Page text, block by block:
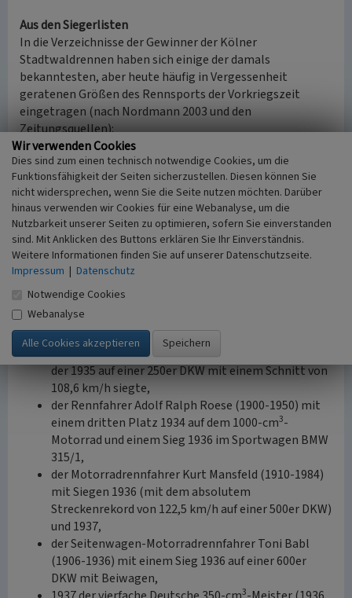
Aus den Siegerlisten
In die Verzeichnisse der Gewinner der Kölner
Stadtwaldrennen haben sich einige der damals
bekanntesten, aber heute häufig in Vergessenheit
geratenen Größen des Rennsports der Vorkriegszeit
eingetragen (nach Nordmann 2003 und den
Zeitungsquellen):
1934 über 25 Runden der 350-cm3-Lizenzfahrer der
aufImperia (Bad Godesberg)startende Ernst Loof
(1907-1956),
im gleichen Jahr der vielfache deutsche Meister und
lokale Publikumsliebling Hans Soénius (1901-1965)
aus dem nahenGodorf über die 25 Runden der 500-
cm 3 -Lizenzfahrer auf NSU. Soénius fuhr dabei einen
zweitplatzierten Ernst Loof und errang auch den
Sieg über 25 Runden in der 1000-cm
Motorradklasse,
der Motorradrennfahrer Arthur Geiss (1903-1982),
der 1935 auf einer 250er DKW mit einem Schnitt von
108,6 km/h siegte,
der Rennfahrer Adolf Ralph Roese (1900-1950) mit
einem dritten Platz 1934 auf dem 1000-cm3-
Motorrad und einem Sieg 1936 im Sportwagen BMW
315/1,
der Motorradrennfahrer Kurt Mansfeld (1910-1984)
mit Siegen 1936 (mit dem absolutem
Streckenrekord von 122,5 km/h auf einer 500er DKW)
und 1937,
der Seitenwagen-Motorradrennfahrer Toni Babl
(1906-1936) mit einem Sieg 1936 auf einer 600er
DKW mit Beiwagen,
3
Wir verwenden Cookies
Dies sind zum einen technisch notwendige Cookies, um die
Funktionsfähigkeit der Seiten sicherzustellen. Diesen können Sie
nicht widersprechen, wenn Sie die Seite nutzen möchten. Darüber
hinaus verwenden wir Cookies für eine Webanalyse, um die
Nutzbarkeit unserer Seiten zu optimieren, sofern Sie einverstanden
sind. Mit Anklicken des Buttons erklären Sie Ihr Einverständnis.
Weitere Informationen finden Sie auf unserer Datenschutzseite.
Impressum | Datenschutz
Notwendige Cookies
Webanalyse